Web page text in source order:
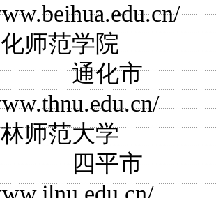
师范学院
通化
师范大学
四平